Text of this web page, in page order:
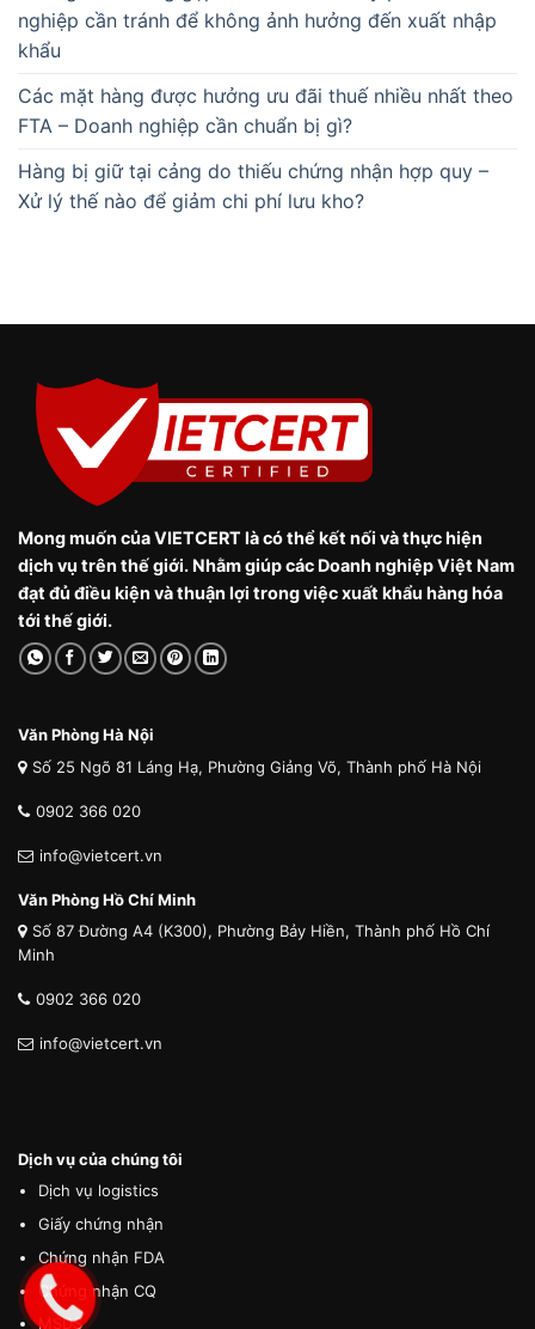
nghiệp cần tránh để không ảnh hưởng đến xuất nhập
khẩu
Các mặt hàng được hưởng ưu đãi thuế nhiều nhất theo
FTA – Doanh nghiệp cần chuẩn bị gì?
Hàng bị giữ tại cảng do thiếu chứng nhận hợp quy –
Xử lý thế nào để giảm chi phí lưu kho?
Mong muốn của VIETCERT là có thể kết nối và thực hiện
dịch vụ trên thế giới. Nhằm giúp các Doanh nghiệp Việt Nam
đạt đủ điều kiện và thuận lợi trong việc xuất khẩu hàng hóa
tới thế giới.
Văn Phòng Hà Nội
Số 25 Ngõ 81 Láng Hạ, Phường Giảng Võ, Thành phố Hà Nội
0902 366 020
info@vietcert.vn
Văn Phòng Hồ Chí Minh
Số 87 Đường A4 (K300), Phường Bảy Hiền, Thành phố Hồ Chí
Minh
0902 366 020
info@vietcert.vn
Dịch vụ của chúng tôi
Dịch vụ logistics
Giấy chứng nhận
Chứng nhận FDA
Chứng nhận CQ
MSDS